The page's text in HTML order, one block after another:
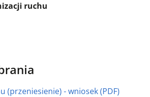
ruchu
(przeniesienie) - wniosek (PDF)